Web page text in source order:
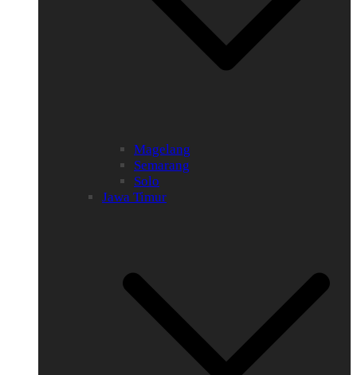
Magelang
Semarang
Solo
Jawa Timur